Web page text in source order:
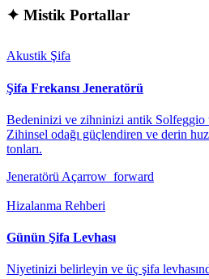
✦ Mistik Portallar
Akustik Şifa
Şifa Frekansı Jeneratörü
Bedeninizi ve zihninizi antik Solfeggio
Zihinsel odağı güçlendiren ve derin
tonları.
Jeneratörü Açarrow_forward
Hizalanma Rehberi
Günün Şifa Levhası
Niyetinizi belirleyin ve üç şifa